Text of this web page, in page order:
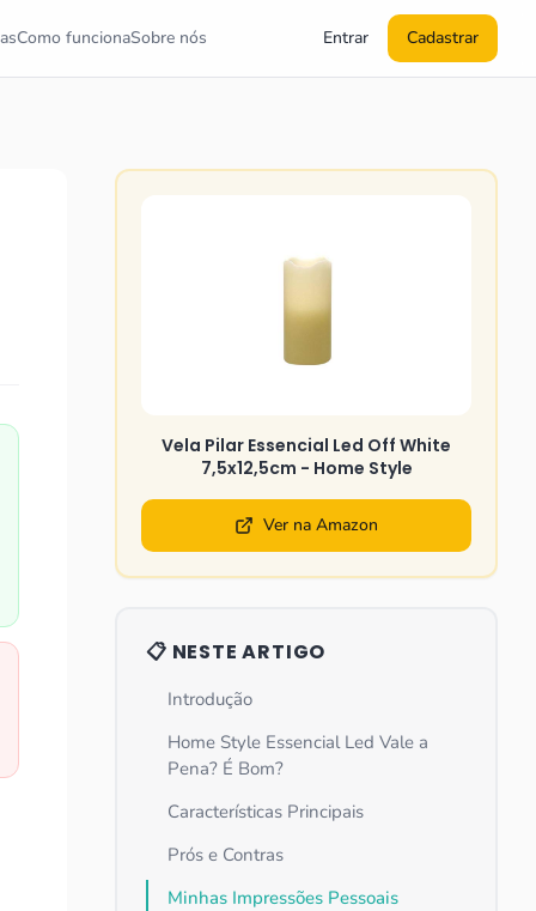
Como funcionaSobre nós Entrar Cadastrar
Vela Pilar Essencial Led Off White
7,5x12,5cm - Home Style
Ver na Amazon
📋 NESTE ARTIGO
Introdução
Home Style Essencial Led Vale a
Pena? É Bom?
Características Principais
Prós e Contras
Minhas Impressões Pessoais